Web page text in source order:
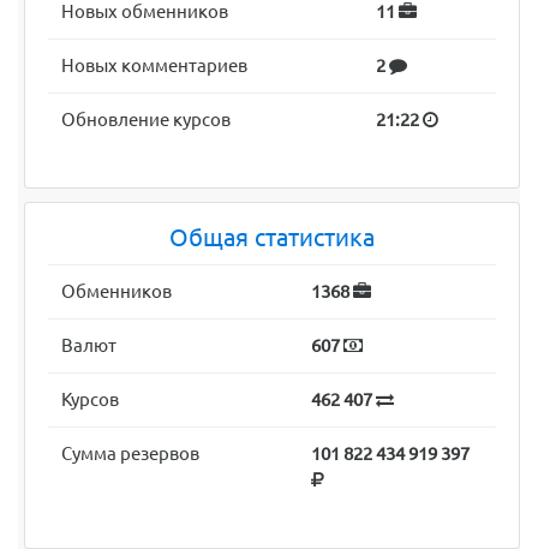
Новых обменников 11
Новых комментариев 2
Обновление курсов 21:22
Общая статистика
Обменников 1368
Валют 607
Курсов 462 407
Сумма резервов 101 822 434 919 397